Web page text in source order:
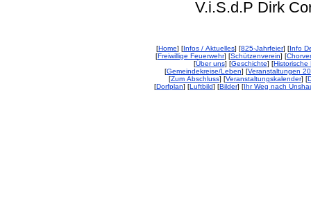
V.i.S.d.P Dirk
[Home] [Infos / Aktuelles] [825-Jahrfeier] [Info
[Freiwillige Feuerwehr] [Schützenverein] [
[Über uns] [Geschichte] [Historische
[Gemeindekreise/Leben] [Veranstaltungen
[Zum Abschluss] [Veranstaltungskalender] [
[Dorfplan] [Luftbild] [Bilder] [Ihr Weg nach